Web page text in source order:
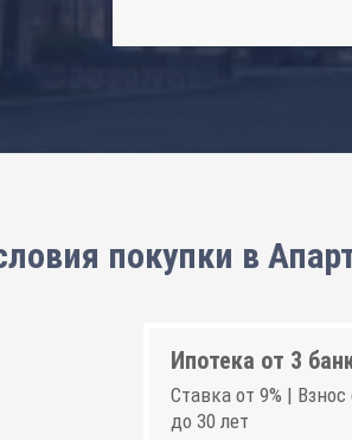
покупки в
Ипотека от 3
Ставка от 9% | Взнос
до 30 лет